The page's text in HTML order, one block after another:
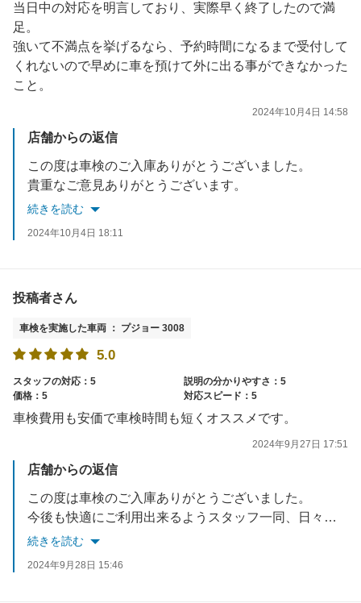
当日中の対応を明言しており、実際早く終了したので満
足。
強いて不満点を挙げるなら、予約時間になるまで受付して
くれないので早めに車を預けて外に出る事ができなかった
こと。
2024年10月4日 14:58
店舗からの返信
この度は車検のご入庫ありがとうございました。
貴重なご意見ありがとうございます。
リフトの関係上、完全ご予約制でさせていただいております。お車を実際に拝見させていただいた上、お客様の同意を得て作業に入らせて頂きたく、このような形で実施しております。
続きを読む
2024年10月4日 18:11
投稿者さん
車検を実施した車両 ： プジョー 3008
5.0
スタッフの対応：5
説明の分かりやすさ：5
価格：5
対応スピード：5
車検費用も安価で車検時間も短くオススメです。
2024年9月27日 17:51
店舗からの返信
この度は車検のご入庫ありがとうございました。
今後も快適にご利用出来るようスタッフ一同、日々改善して参りますので、よろしくお願いいたします。
続きを読む
2024年9月28日 15:46